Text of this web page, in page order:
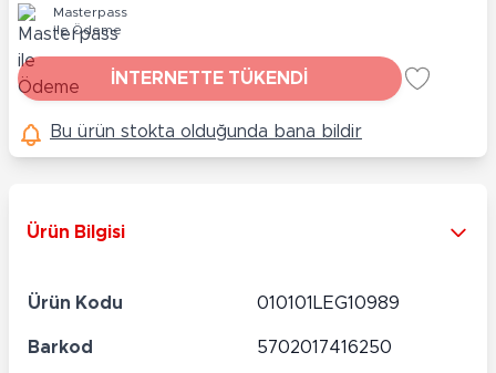
Masterpass
ile Ödeme
İNTERNETTE TÜKENDİ
Bu ürün stokta olduğunda bana bildir
Ürün Bilgisi
Ürün Kodu 010101LEG10989
Barkod 5702017416250